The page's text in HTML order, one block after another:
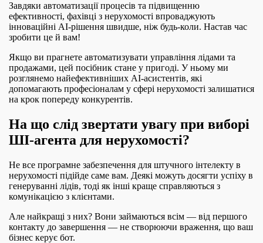
Завдяки автоматизації процесів та підвищенню
ефективності, фахівці з нерухомості впроваджують
інноваційні AI-рішення швидше, ніж будь-коли. Настав час
зробити це й вам!
Якщо ви прагнете автоматизувати управління лідами та
продажами, цей посібник стане у пригоді. У ньому ми
розглянемо найефективніших AI-асистентів, які
допомагають професіоналам у сфері нерухомості залишатися
на крок попереду конкурентів.
На що слід звертати увагу при виборі
ШІ-агента для нерухомості?
Не все програмне забезпечення для штучного інтелекту в
нерухомості підійде саме вам. Деякі можуть досягти успіху в
генеруванні лідів, тоді як інші краще справляються з
комунікацією з клієнтами.
Але найкращі з них? Вони займаються всім — від першого
контакту до завершення — не створюючи враження, що ваш
бізнес керує бот.